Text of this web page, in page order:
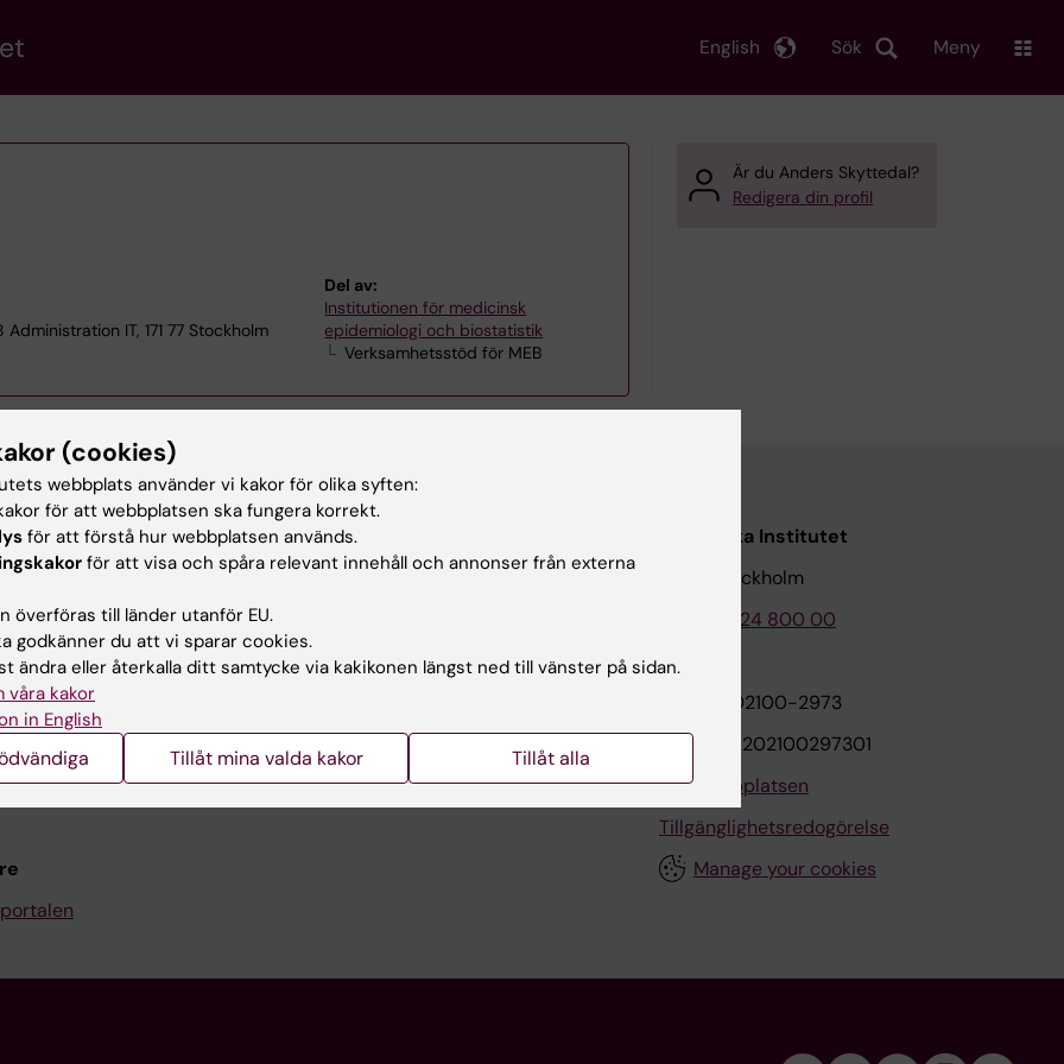
Sök
English Meny
IT, 171 77 Stockholm
Del av:
Institutionen för medicinsk
epidemiologi och biostatistik
Verksamhetsstöd för MEB
Är du Anders Skyttedal?
Redigera din profil
Kontakta och besök KI
Universitetsbiblioteket
Jobba på KI
Kontakta presstjänsten
Karolinska Institutet
171 77 Stockholm
Tel: 08-524 800 00
Org.nr: 202100-2973
VAT.nr: SE202100297301
Om webbplatsen
Tillgänglighetsredogörelse
Manage your cookies
(cookies)
webbplats använder vi kakor för olika syften:
för att webbplatsen ska fungera korrekt.
för att förstå hur webbplatsen används.
för att visa och spåra relevant innehåll och annonser från externa
överföras till länder utanför EU.
godkänner du att vi sparar cookies.
ändra eller återkalla ditt samtycke via kakikonen längst ned till vänster på sidan.
våra kakor
in English
Tillåt mina valda kakor Tillåt alla